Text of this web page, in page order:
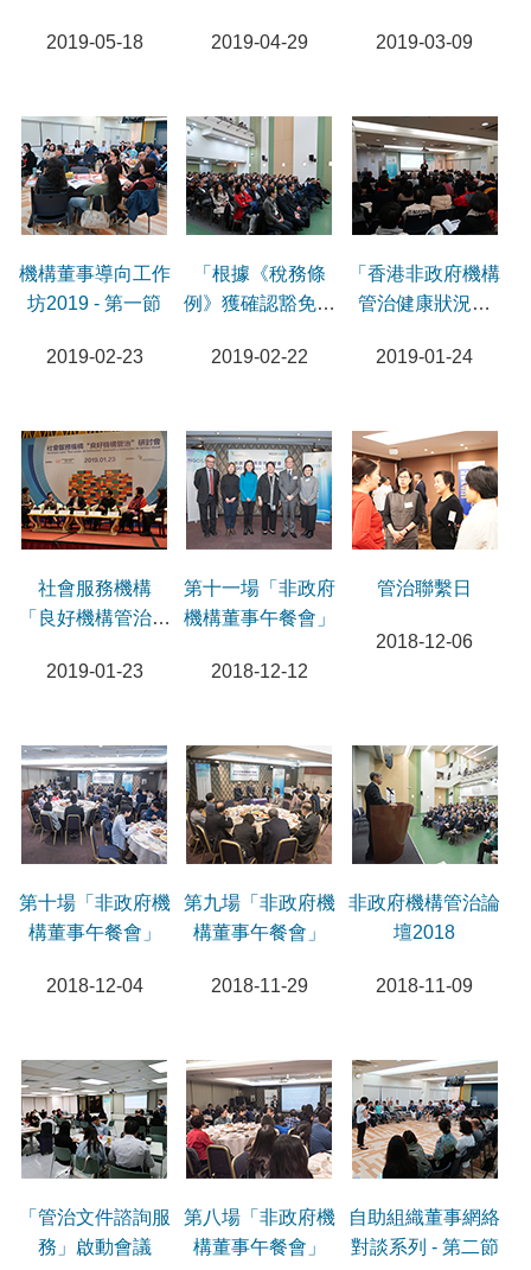
2019-05-18
討會
2019-04-29 2019-03-09
機構董事導向工作
坊2019 - 第一節
2019-02-23
「根據《稅務條
例》獲確認豁免缴
的合規責任」研討
2019-02-22
「香港非政府機構
管治健康狀況調
2019-01-24
社會服務機構
「良好機構管治」
2019-01-23
第十一場「非政府
機構董事午餐會」
2018-12-12
管治聯繫日
2018-12-06
第十場「非政府機
構董事午餐會」
2018-12-04
第九場「非政府機
構董事午餐會」
2018-11-29
非政府機構管治論
壇2018
2018-11-09
「管治文件諮詢服
務」啟動會議
第八場「非政府機
構董事午餐會」
自助組織董事網絡
對談系列 - 第二節